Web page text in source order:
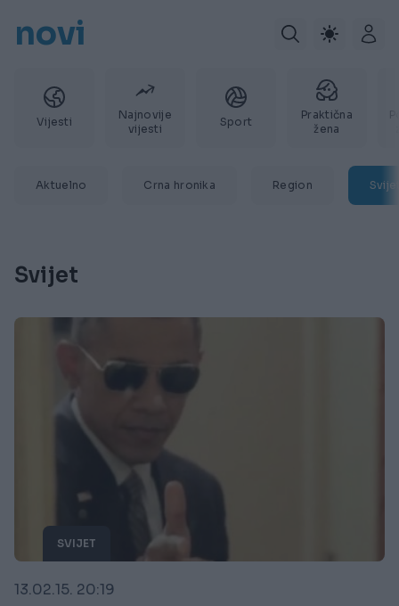
novi
Vijesti
Najnovije
vijesti
Sport
Praktična
žena
Aktuelno Crna hronika Region
Svijet
SVIJET
13.02.15. 20:19